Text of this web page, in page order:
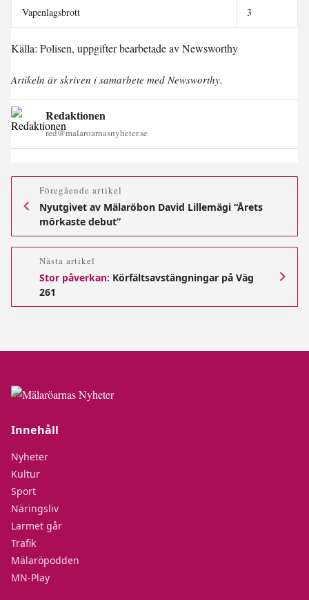
Vapenlagsbrott 3
Källa: Polisen, uppgifter bearbetade av Newsworthy
Artikeln är skriven i samarbete med Newsworthy.
Redaktionen
red@malaroarnasnyheter.se
Föregående artikel
Nyutgivet av Mälaröbon David Lillemägi “Årets
mörkaste debut”
Nästa artikel
Stor påverkan: Körfältsavstängningar på Väg
261
Innehåll
Nyheter
Kultur
Sport
Näringsliv
Larmet går
Trafik
Mälaröpodden
MN-Play